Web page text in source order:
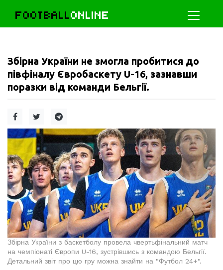
FOOTBALLONLINE
Збірна України не змогла пробитися до
півфіналу Євробаскету U-16, зазнавши
поразки від команди Бельгії.
Збірна України з баскетболу провела чвертьфінальний матч
на чемпіонаті Європи U-16, зустрівшись з командою Бельгії.
Детальний звіт про цю гру можна знайти на "Футбол 24+".